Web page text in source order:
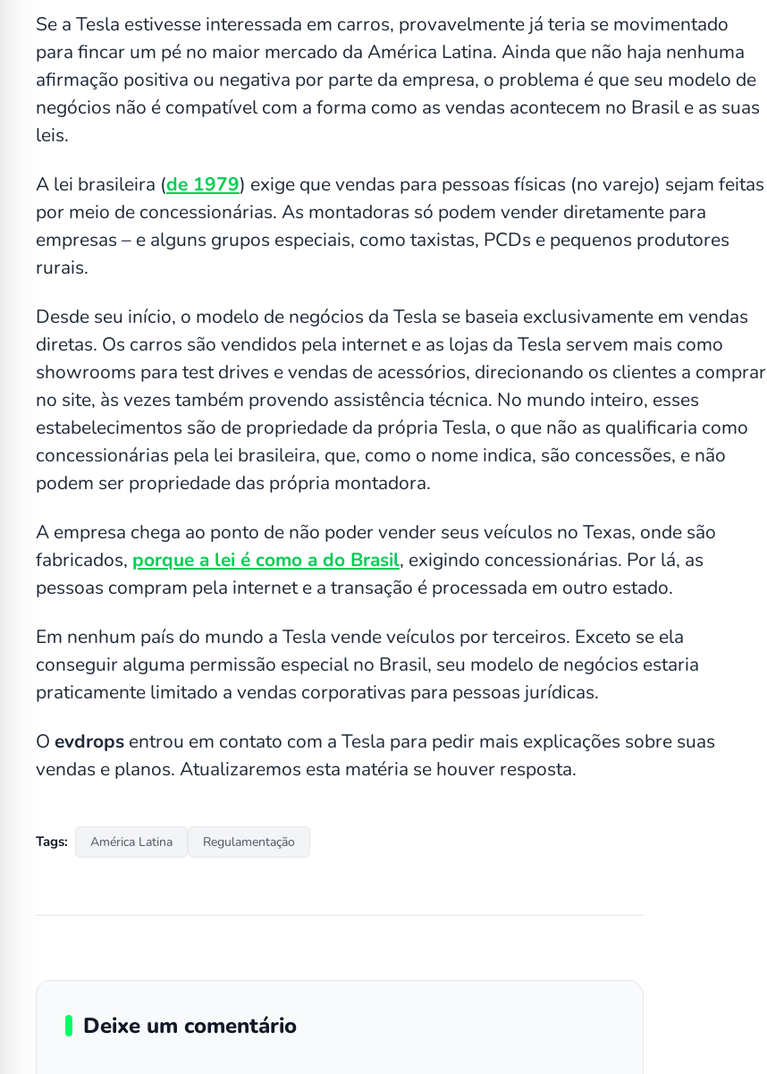
Se a Tesla estivesse interessada em carros, provavelmente já teria se movimentado
para fincar um pé no maior mercado da América Latina. Ainda que não haja nenhuma
afirmação positiva ou negativa por parte da empresa, o problema é que seu modelo de
negócios não é compatível com a forma como as vendas acontecem no Brasil e as suas
leis.
A lei brasileira (de 1979) exige que vendas para pessoas físicas (no varejo) sejam feitas
por meio de concessionárias. As montadoras só podem vender diretamente para
empresas – e alguns grupos especiais, como taxistas, PCDs e pequenos produtores
rurais.
Desde seu início, o modelo de negócios da Tesla se baseia exclusivamente em vendas
diretas. Os carros são vendidos pela internet e as lojas da Tesla servem mais como
showrooms para test drives e vendas de acessórios, direcionando os clientes a comprar
no site, às vezes também provendo assistência técnica. No mundo inteiro, esses
estabelecimentos são de propriedade da própria Tesla, o que não as qualificaria como
concessionárias pela lei brasileira, que, como o nome indica, são concessões, e não
podem ser propriedade das própria montadora.
A empresa chega ao ponto de não poder vender seus veículos no Texas, onde são
fabricados, porque a lei é como a do Brasil, exigindo concessionárias. Por lá, as
pessoas compram pela internet e a transação é processada em outro estado.
Em nenhum país do mundo a Tesla vende veículos por terceiros. Exceto se ela
conseguir alguma permissão especial no Brasil, seu modelo de negócios estaria
praticamente limitado a vendas corporativas para pessoas jurídicas.
O evdrops entrou em contato com a Tesla para pedir mais explicações sobre suas
vendas e planos. Atualizaremos esta matéria se houver resposta.
Tags: América Latina Regulamentação
Deixe um comentário